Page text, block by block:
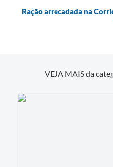
Ração arrecadada na
VEJA MAIS da